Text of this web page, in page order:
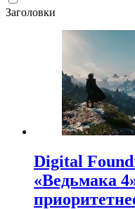
Заголовки
Digital
«Ведьмака